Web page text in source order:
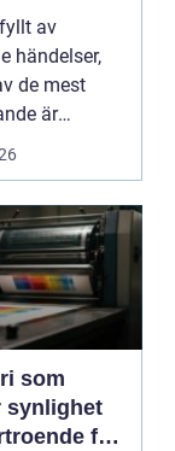
en
av
händelser,
de mest
är
som
synlighet
för